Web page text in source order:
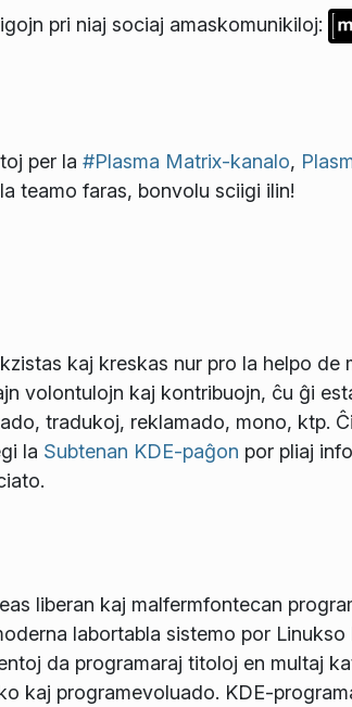
pri niaj sociaj amaskomunikiloj:
per la #Plasma Matrix-kanalo,
teamo faras, bonvolu sciigi ilin!
kaj kreskas nur pro la helpo
volontulojn kaj kontribuojn, ĉu ĝi
tradukoj, reklamado, mono, ktp.
la Subtenan KDE-paĝon por pliaj
liberan kaj malfermfontecan
labortabla sistemo por
da programaraj titoloj en multaj
kaj programevoluado. KDE-